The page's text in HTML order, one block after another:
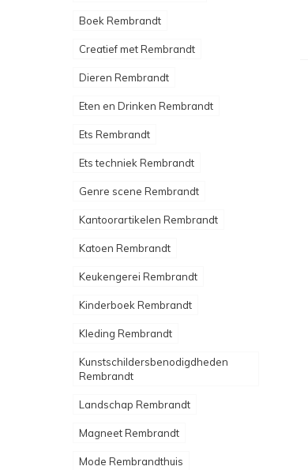
Boek Rembrandt
Creatief met Rembrandt
Dieren Rembrandt
Eten en Drinken Rembrandt
Ets Rembrandt
Ets techniek Rembrandt
Genre scene Rembrandt
Kantoorartikelen Rembrandt
Katoen Rembrandt
Keukengerei Rembrandt
Kinderboek Rembrandt
Kleding Rembrandt
Kunstschildersbenodigdheden
Rembrandt
Landschap Rembrandt
Magneet Rembrandt
Mode Rembrandthuis